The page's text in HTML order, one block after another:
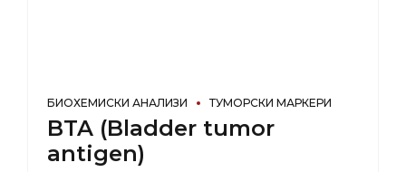
БИОХЕМИСКИ АНАЛИЗИ ТУМОРСКИ МАРКЕРИ
BTA (Bladder tumor
antigen)